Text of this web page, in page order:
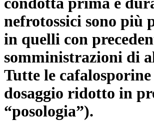
nefrotossici sono più
in quelli con
somministrazioni di
Tutte le
dosaggio ridotto in
“posologia”).